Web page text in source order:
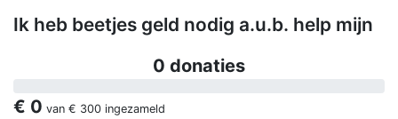
Ik heb beetjes geld nodig a.u.b. help mijn
0 donaties
€ 0 van € 300 ingezameld